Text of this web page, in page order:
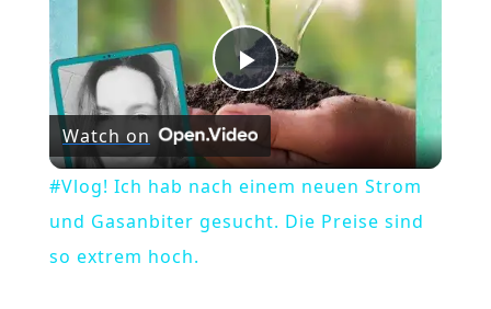
Play
Video
Watch on
#Vlog! Ich hab nach einem neuen Strom
und Gasanbiter gesucht. Die Preise sind
so extrem hoch.